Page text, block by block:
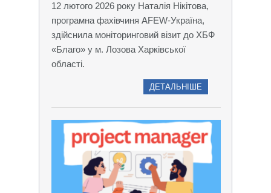
12 лютого 2026 року Наталія Нікітова,
програмна фахівчиня AFEW-Україна,
здійснила моніторинговий візит до ХБФ
«Благо» у м. Лозова Харківської
області.
ДЕТАЛЬНІШЕ